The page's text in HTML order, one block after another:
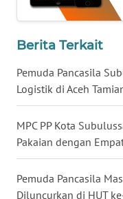
Berita Terkait
Pemuda Pancasila
Logistik di Aceh
MPC PP Kota
Pakaian dengan
Pemuda Pancasila
Diluncurkan di HUT
WN
JATIM
WN
BALI
WN
KALBAR
WN
KALTENG